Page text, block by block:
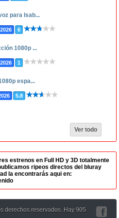
para Isab...
2026 6
1080p ...
2026 1
espa...
5.8
Ver todo
estrenos en Full HD y 3D totalmente
ripeos directos del bluray
la encontrarás aqui en:
derechos reservados. Hay 905